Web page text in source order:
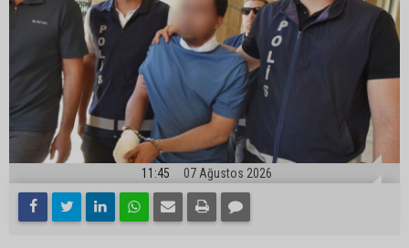
11:45 07 Ağustos 2026